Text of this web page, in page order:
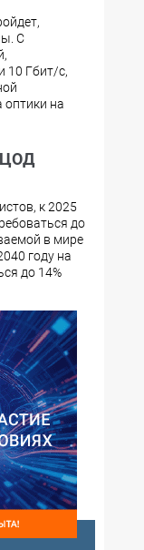
С
10 Гбит/с,
оптики на
ЦОД
к 2025
до
в мире
году на
до 14%